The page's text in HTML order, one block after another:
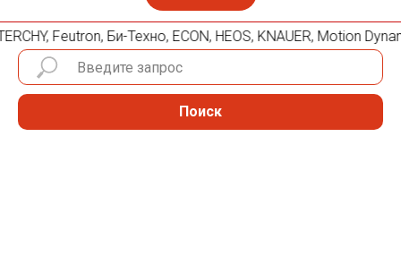
Feutron, Би-Техно, ECON, HEOS, KNAUER, Motion
Поиск